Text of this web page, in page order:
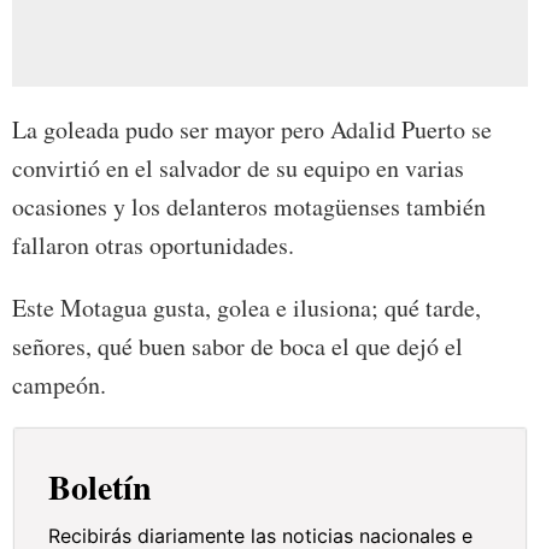
La goleada pudo ser mayor pero Adalid Puerto se
convirtió en el salvador de su equipo en varias
ocasiones y los delanteros motagüenses también
fallaron otras oportunidades.
Este Motagua gusta, golea e ilusiona; qué tarde,
señores, qué buen sabor de boca el que dejó el
campeón.
Boletín
Recibirás diariamente las noticias nacionales e